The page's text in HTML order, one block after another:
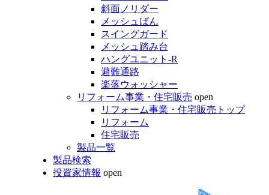
斜面ノリダー
メッシュばん
スイングガード
メッシュ踏み台
ハングユニット-R
避難通路
楽落ウォッシャー
リフォーム事業・住宅販売 open
リフォーム事業・住宅販売トップ
リフォーム
住宅販売
製品一覧
製品検索
投資家情報 open